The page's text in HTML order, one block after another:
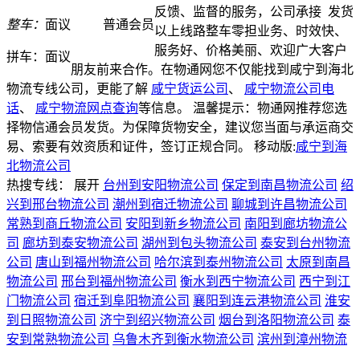
整车： 面议
拼车： 面议
普通会员
发货
反馈、监督的服务，公司承接
以上线路整车零担业务、时效快、
服务好、价格美丽、欢迎广大客户
朋友前来合作。在物通网您不仅能找到咸宁到海北
物流专线公司，更能了解 咸宁货运公司 、 咸宁物流公司电
话、 咸宁物流网点查询等信息。 温馨提示：物通网推荐您选
择物信通会员发货。为保障货物安全，建议您当面与承运商交
易、索要有效资质和证件，签订正规合同。 移动版:咸宁到海
北物流公司
热搜专线： 展开 台州到安阳物流公司 保定到南昌物流公司 绍
兴到邢台物流公司 潮州到宿迁物流公司 聊城到许昌物流公司
常熟到商丘物流公司 安阳到新乡物流公司 南阳到廊坊物流公
司 廊坊到泰安物流公司 湖州到包头物流公司 泰安到台州物流
公司 唐山到福州物流公司 哈尔滨到泰州物流公司 太原到南昌
物流公司 邢台到福州物流公司 衡水到西宁物流公司 西宁到江
门物流公司 宿迁到阜阳物流公司 襄阳到连云港物流公司 淮安
到日照物流公司 济宁到绍兴物流公司 烟台到洛阳物流公司 泰
安到常熟物流公司 乌鲁木齐到衡水物流公司 滨州到漳州物流